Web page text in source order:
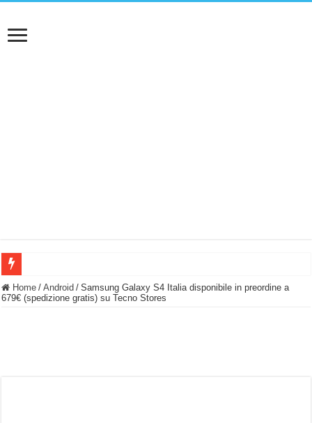
BASTA FATICARE! Questo robot tagliaerba lo appoggi e fa tutto lui! (Senza
Home / Android / Samsung Galaxy S4 Italia disponibile in preordine a
679€ (spedizione gratis) su Tecno Stores